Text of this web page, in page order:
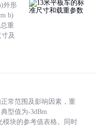
外形
b)
重
及
常范围及影响因素，重
型值为-3dBm
模块的参考值表格。同时